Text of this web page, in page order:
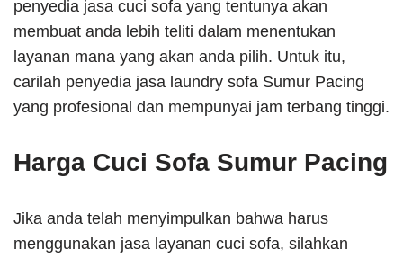
penyedia jasa cuci sofa yang tentunya akan
membuat anda lebih teliti dalam menentukan
layanan mana yang akan anda pilih. Untuk itu,
carilah penyedia jasa laundry sofa Sumur Pacing
yang profesional dan mempunyai jam terbang tinggi.
Harga Cuci Sofa Sumur Pacing
Jika anda telah menyimpulkan bahwa harus
menggunakan jasa layanan cuci sofa, silahkan